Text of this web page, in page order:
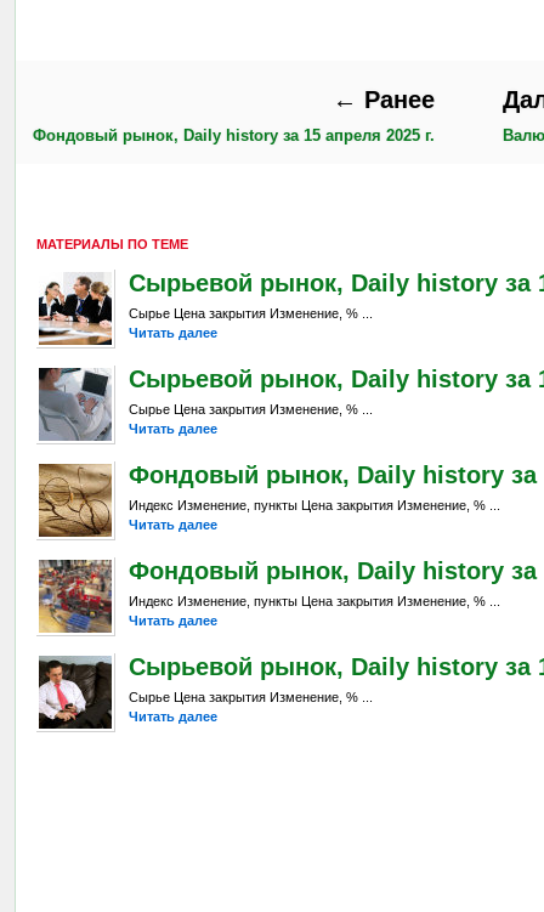
← Ранее
Фондовый рынок, Daily history за 15 апреля 2025 г.
МАТЕРИАЛЫ ПО ТЕМЕ
Сырьевой рынок, Daily history за
Сырье Цена закрытия Изменение, % ...
Читать далее
Сырьевой рынок, Daily history за
Сырье Цена закрытия Изменение, % ...
Читать далее
Фондовый рынок, Daily history за
Индекс Изменение, пункты Цена закрытия Изменение, % ...
Читать далее
Фондовый рынок, Daily history за
Индекс Изменение, пункты Цена закрытия Изменение, % ...
Читать далее
Сырьевой рынок, Daily history за
Сырье Цена закрытия Изменение, % ...
Читать далее